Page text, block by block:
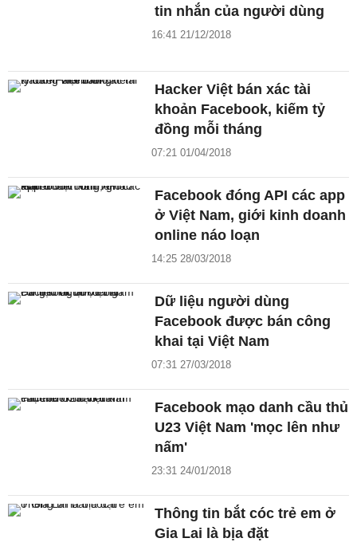
tin nhắn của người dùng
16:41 21/12/2018
Hacker Việt bán xác tài
khoản Facebook, kiếm tỷ
đồng mỗi tháng
07:21 01/04/2018
Facebook đóng API các app
ở Việt Nam, giới kinh doanh
online náo loạn
14:25 28/03/2018
Dữ liệu người dùng
Facebook được bán công
khai tại Việt Nam
07:31 27/03/2018
Facebook mạo danh cầu thủ
U23 Việt Nam 'mọc lên như
nấm'
23:31 24/01/2018
Thông tin bắt cóc trẻ em ở
Gia Lai là bịa đặt